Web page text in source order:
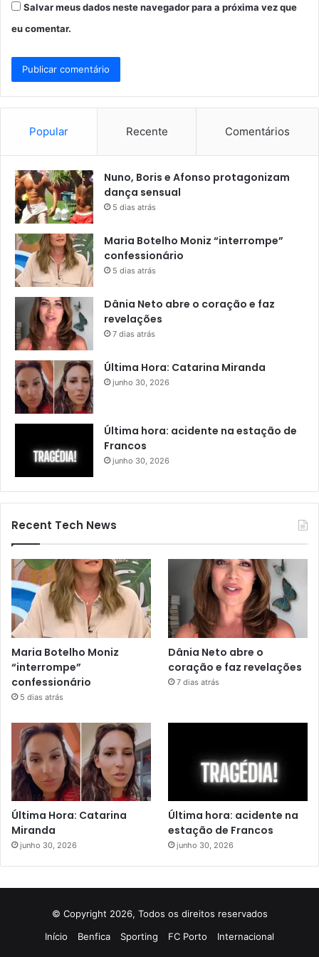
Salvar meus dados neste navegador para a próxima vez que
eu comentar.
Popular Recente Comentários
Nuno, Boris e Afonso protagonizam
dança sensual
5 dias atrás
Maria Botelho Moniz “interrompe”
confessionário
5 dias atrás
Dânia Neto abre o coração e faz
revelações
7 dias atrás
Última Hora: Catarina Miranda
junho 30, 2026
Última hora: acidente na estação de
Francos
junho 30, 2026
Recent Tech News
Maria Botelho Moniz
“interrompe”
confessionário
5 dias atrás
Dânia Neto abre o
coração e faz revelações
7 dias atrás
Última Hora: Catarina
Miranda
junho 30, 2026
Última hora: acidente na
estação de Francos
junho 30, 2026
© Copyright 2026, Todos os direitos reservados
Início
Benfica Sporting FC Porto Internacional